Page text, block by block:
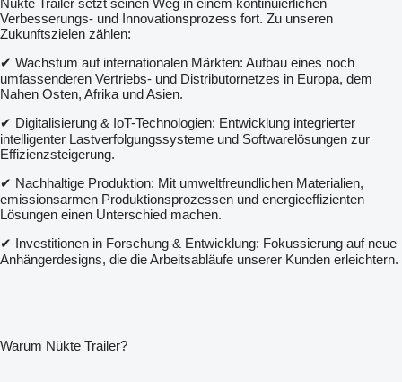
Nükte Trailer setzt seinen Weg in einem kontinuierlichen
Verbesserungs- und Innovationsprozess fort. Zu unseren
Zukunftszielen zählen:
✔ Wachstum auf internationalen Märkten: Aufbau eines noch
umfassenderen Vertriebs- und Distributornetzes in Europa, dem
Nahen Osten, Afrika und Asien.
✔ Digitalisierung & IoT-Technologien: Entwicklung integrierter
intelligenter Lastverfolgungssysteme und Softwarelösungen zur
Effizienzsteigerung.
✔ Nachhaltige Produktion: Mit umweltfreundlichen Materialien,
emissionsarmen Produktionsprozessen und energieeffizienten
Lösungen einen Unterschied machen.
✔ Investitionen in Forschung & Entwicklung: Fokussierung auf neue
Anhängerdesigns, die die Arbeitsabläufe unserer Kunden erleichtern.
Warum Nükte Trailer?